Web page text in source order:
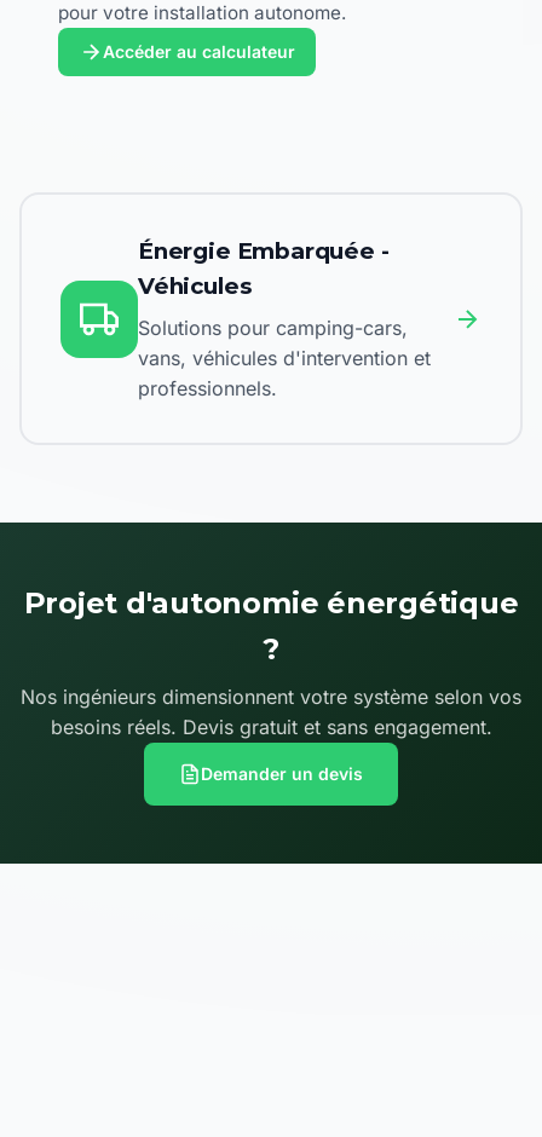
pour votre installation autonome.
Accéder au calculateur
Énergie Embarquée -
Véhicules
Solutions pour camping-cars,
vans, véhicules d'intervention et
professionnels.
Projet d'autonomie énergétique
?
Nos ingénieurs dimensionnent votre système selon vos
besoins réels. Devis gratuit et sans engagement.
Demander un devis